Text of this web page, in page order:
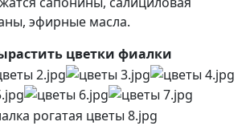
эфирные масла.
цветки фиалки